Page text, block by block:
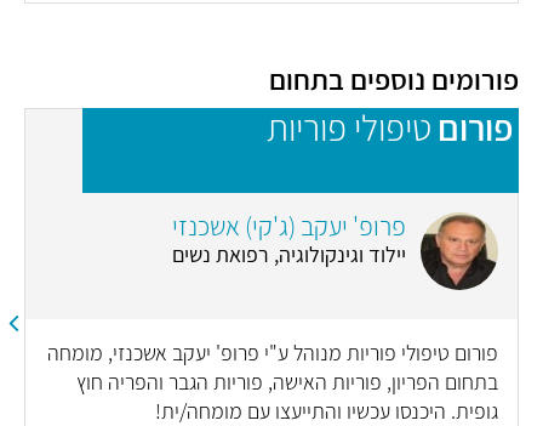
פורומים נוספים בתחום
פורום טיפולי פוריות
פרופ' יעקב (ג'קי) אשכנזי
יילוד וגינקולוגיה, רפואת נשים
פורום טיפולי פוריות מנוהל ע"י פרופ' יעקב אשכנזי, מומחה
בתחום הפריון, פוריות האישה, פוריות הגבר והפריה חוץ
גופית. היכנסו עכשיו והתייעצו עם מומחה/ית!